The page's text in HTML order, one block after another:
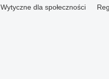
Wytyczne dla społeczności